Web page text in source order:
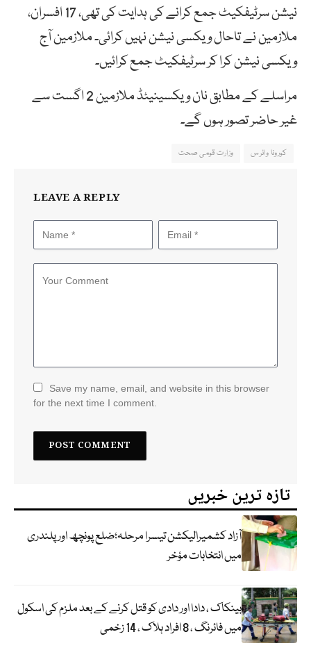
نیشن سرٹیفکیٹ جمع کرانے کی ہدایت کی تھی، 17 افسران،
ملازمین نے تاحال ویکسی نیشن نہیں کرائی۔ ملازمین آج
ویکسی نیشن کرا کر سرٹیفکیٹ جمع کرائیں۔
مراسلے کے مطابق نان ویکسینیٹڈ ملازمین 2 اگست سے
غیر حاضر تصور ہوں گے۔
کورونا وائرس وزارت قومی صحت
LEAVE A REPLY
Save my name, email, and website in this browser
for the next time I comment.
تازہ ترین خبریں
آزاد کشمیرالیکشن تیسرا مرحلہ؛ضلع پونچھ اور پلندری
میں انتخابات مؤخر
بینکاک ، دادا اور دادی کو قتل کرنے کے بعد ملزم کی اسکول
میں فائرنگ ، 8 افراد ہلاک ، 14 زخمی